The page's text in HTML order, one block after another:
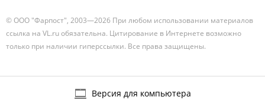
© ООО "Фарпост", 2003—2026 При любом использовании материалов
ссылка на VL.ru обязательна. Цитирование в Интернете возможно
только при наличии гиперссылки. Все права защищены.
Версия для компьютера